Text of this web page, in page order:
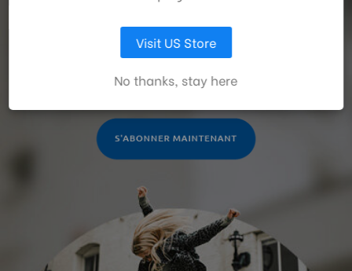
promotions et des nouveaux produits Benro!
LAISSEZ MOI CHOISIR
ACCEPTER TOUS LES COOKIES
Visit US Store
No thanks, stay here